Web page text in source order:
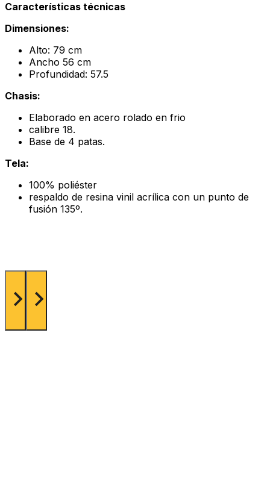
Características técnicas
Dimensiones:
Alto: 79 cm
Ancho 56 cm
Profundidad: 57.5
Chasis:
Elaborado en acero rolado en frio
calibre 18.
Base de 4 patas.
Tela:
100% poliéster
respaldo de resina vinil acrílica con un punto de
fusión 135º.